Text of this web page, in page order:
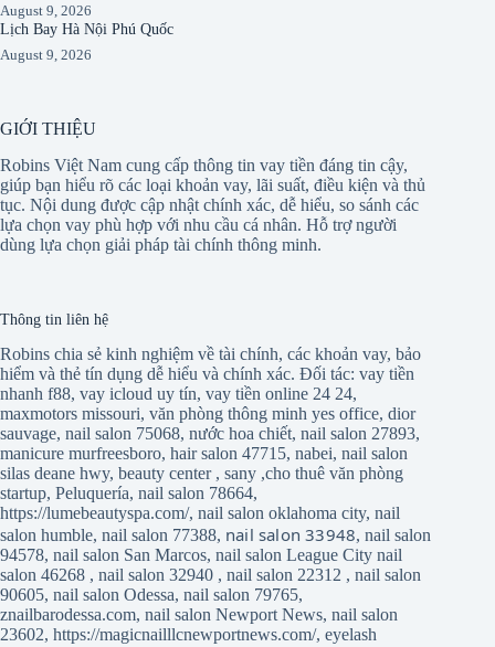
August 9, 2026
Lịch Bay Hà Nội Phú Quốc
August 9, 2026
GIỚI THIỆU
Robins Việt Nam cung cấp thông tin vay tiền đáng tin cậy,
giúp bạn hiểu rõ các loại khoản vay, lãi suất, điều kiện và thủ
tục. Nội dung được cập nhật chính xác, dễ hiểu, so sánh các
lựa chọn vay phù hợp với nhu cầu cá nhân. Hỗ trợ người
dùng lựa chọn giải pháp tài chính thông minh.
Thông tin liên hệ
Robins chia sẻ kinh nghiệm về tài chính, các khoản vay, bảo
hiểm và thẻ tín dụng dễ hiểu và chính xác. Đối tác: vay tiền
nhanh f88, vay icloud uy tín, vay tiền online 24 24,
maxmotors missouri, văn phòng thông minh yes office, dior
sauvage, nail salon 75068, nước hoa chiết, nail salon 27893,
manicure murfreesboro, hair salon 47715, nabei, nail salon
silas deane hwy, beauty center, sany ,cho thuê văn phòng
startup, Peluquería, nail salon 78664,
https://lumebeautyspa.com/, nail salon oklahoma city, nail
salon humble, nail salon 77388, nail salon 33948,nail salon
94578, nail salon San Marcos, nail salon League City nail
salon 46268 , nail salon 32940 , nail salon 22312 , nail salon
90605, nail salon Odessa, nail salon 79765,
znailbarodessa.com, nail salon Newport News, nail salon
23602, https://magicnailllcnewportnews.com/, eyelash